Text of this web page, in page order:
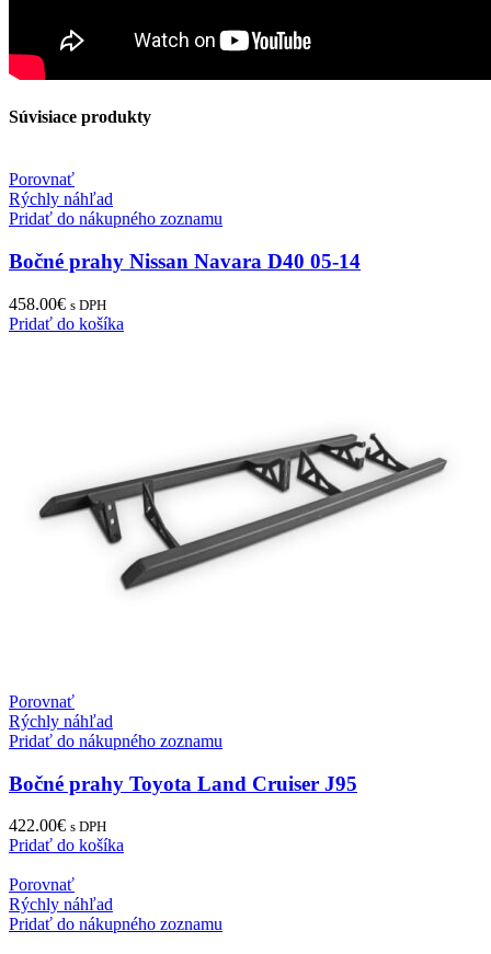
Súvisiace produkty
Porovnať
Rýchly náhľad
Pridať do nákupného zoznamu
Bočné prahy Nissan Navara D40 05-14
458.00€ s DPH
Pridať do košíka
Porovnať
Rýchly náhľad
Pridať do nákupného zoznamu
Bočné prahy Toyota Land Cruiser J95
422.00€ s DPH
Pridať do košíka
Porovnať
Rýchly náhľad
Pridať do nákupného zoznamu